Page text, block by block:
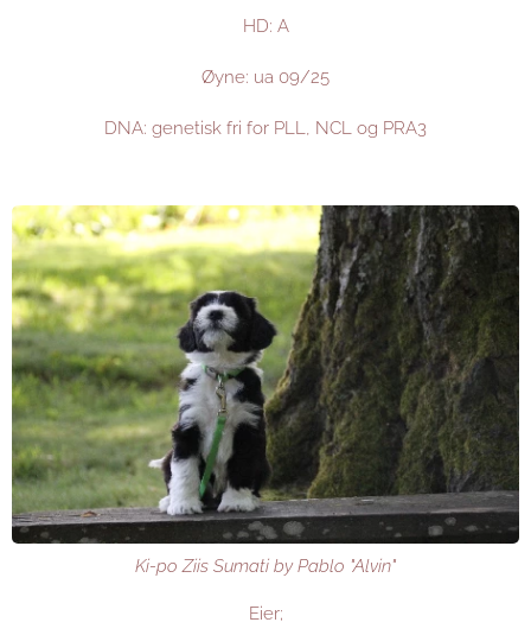
HD: A
Øyne: ua 09/25
DNA: genetisk fri for PLL, NCL og PRA3
Ki-po Ziis Sumati by Pablo "Alvin"
Eier;